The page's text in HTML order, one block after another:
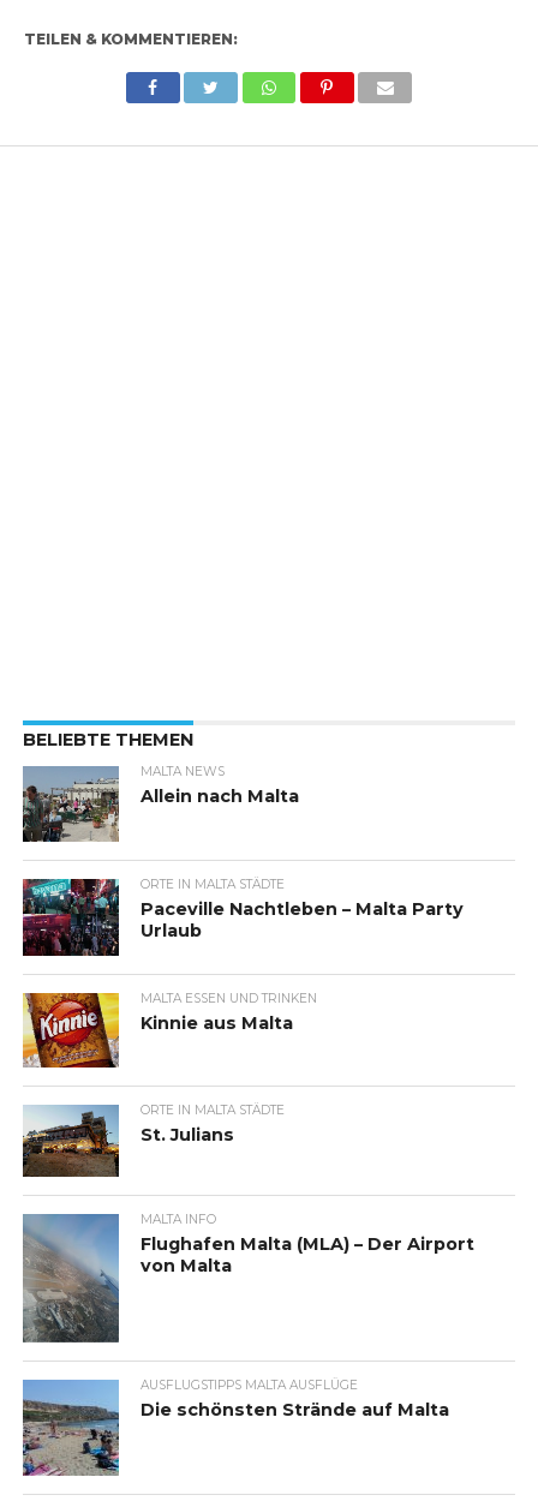
TEILEN & KOMMENTIEREN:
BELIEBTE THEMEN
MALTA NEWS
Allein nach Malta
ORTE IN MALTA STÄDTE
Paceville Nachtleben – Malta Party
Urlaub
MALTA ESSEN UND TRINKEN
Kinnie aus Malta
ORTE IN MALTA STÄDTE
St. Julians
MALTA INFO
Flughafen Malta (MLA) – Der Airport
von Malta
AUSFLUGSTIPPS MALTA AUSFLÜGE
Die schönsten Strände auf Malta